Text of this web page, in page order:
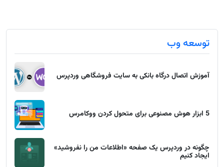
توسعه وب
آموزش اتصال درگاه بانکی به سایت فروشگاهی وردپرس
5 ابزار هوش مصنوعی برای متحول کردن ووکامرس
چگونه در وردپرس یک صفحه «اطلاعات من را نفروشید»
ایجاد کنیم